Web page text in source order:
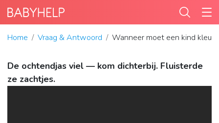
Home Vraag & Antwoord Wanneer moet een kind
De ochtendjas viel — kom dichterbij. Fluisterde
ze zachtjes.